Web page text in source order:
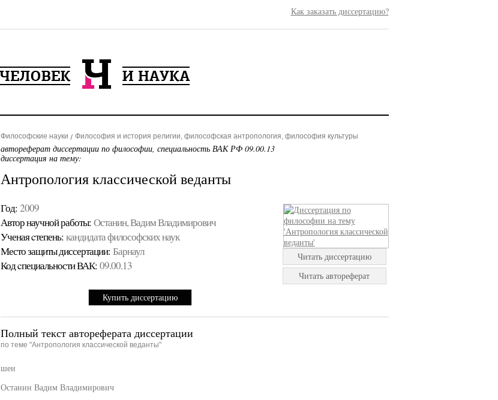
Как заказать диссертацию?
Философские науки Философия и история религии, философская антропология, философия культуры
автореферат диссертации по философии, специальность ВАК РФ 09.00.13
диссертация на тему:
Антропология классической веданты
Год: 2009
Автор научной работы: Останин, Вадим Владимирович
Ученая cтепень: кандидата философских наук
Место защиты диссертации: Барнаул
Код cпециальности ВАК: 09.00.13
Купить диссертацию
Читать диссертацию
Читать автореферат
Полный текст автореферата диссертации
по теме "Антропология классической веданты"
шеи
Останин Вадим Владимирович